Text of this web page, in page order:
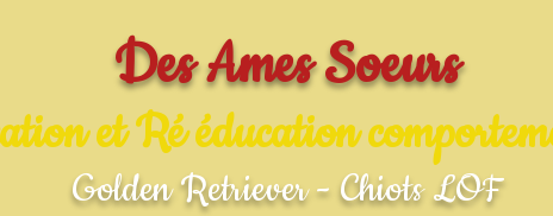
Des Ames Soeurs
et Ré éducation
Golden Retriever - Chiots LOF